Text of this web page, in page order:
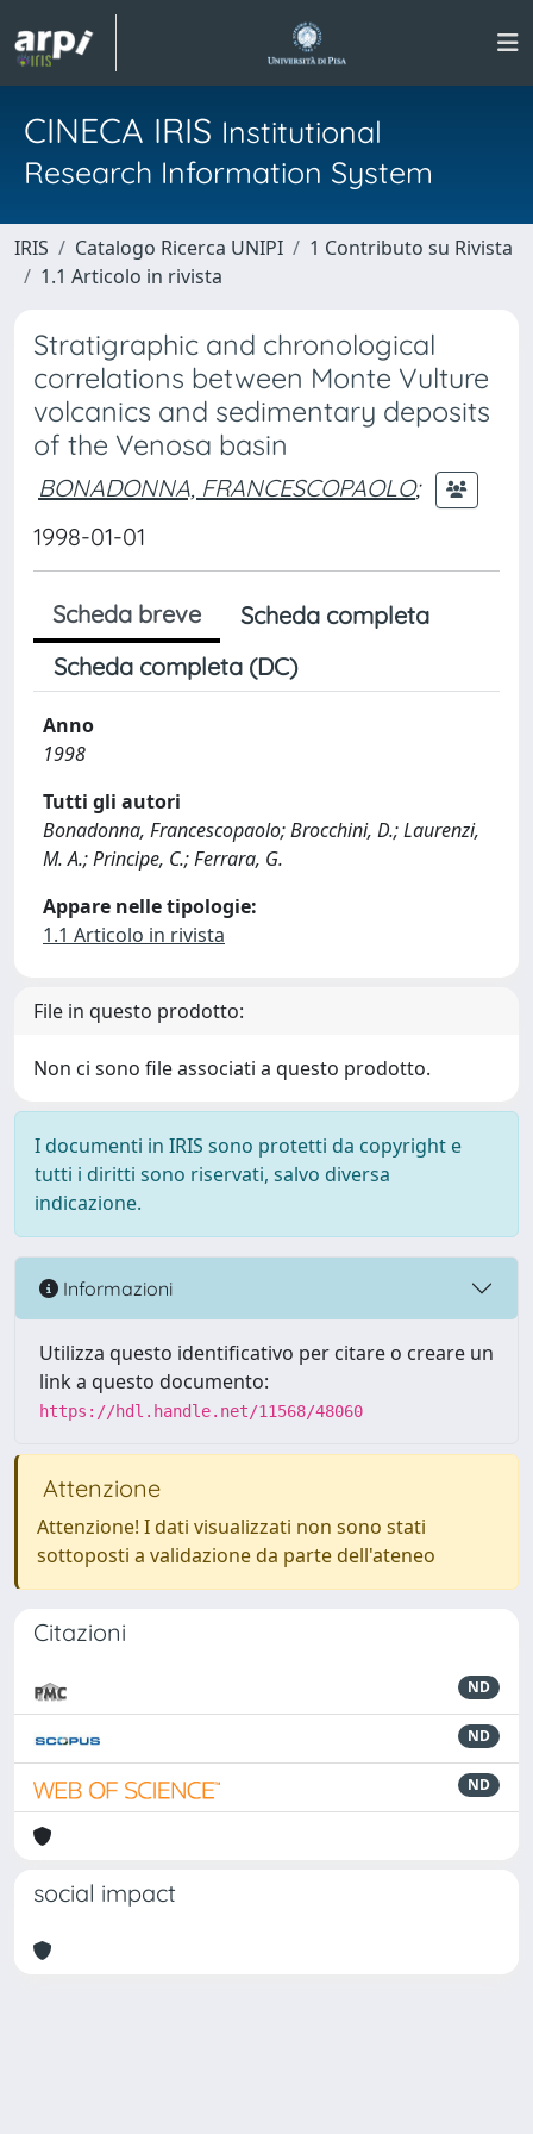
CINECA IRIS Institutional
Research Information System
IRIS Catalogo Ricerca UNIPI
1 Contributo su Rivista
1.1 Articolo in rivista
Stratigraphic and chronological
correlations between Monte Vulture
volcanics and sedimentary deposits
of the Venosa basin
BONADONNA, FRANCESCOPAOLO;
1998-01-01
Scheda breve
Scheda completa
Scheda completa (DC)
Anno
1998
Tutti gli autori
Bonadonna, Francescopaolo; Brocchini, D.; Laurenzi,
M. A.; Principe, C.; Ferrara, G.
Appare nelle tipologie:
1.1 Articolo in rivista
File in questo prodotto:
Non ci sono file associati a questo prodotto.
I documenti in IRIS sono protetti da copyright e
tutti i diritti sono riservati, salvo diversa
indicazione.
Informazioni
Utilizza questo identificativo per citare o creare un
link a questo documento:
https://hdl.handle.net/11568/48060
Attenzione
Attenzione! I dati visualizzati non sono stati
sottoposti a validazione da parte dell'ateneo
Citazioni
ND
ND
ND
social impact